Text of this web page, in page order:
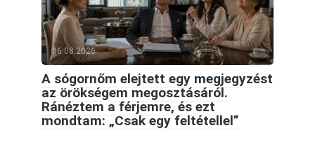
06.08.2026
A sógornőm elejtett egy megjegyzést
az örökségem megosztásáról.
Ránéztem a férjemre, és ezt
mondtam: „Csak egy feltétellel”